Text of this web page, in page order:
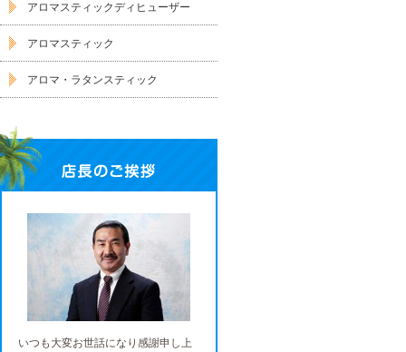
アロマスティックディヒューザー
アロマスティック
アロマ・ラタンスティック
いつも大変お世話になり感謝申し上